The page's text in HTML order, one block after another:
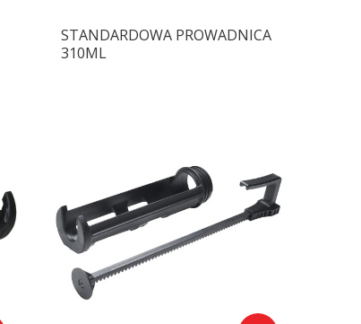
STANDARDOWA PROWADNICA
310ML